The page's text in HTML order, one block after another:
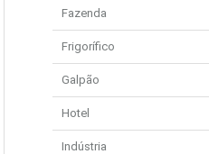
Fazenda
Frigorífico
Galpão
Hotel
Indústria